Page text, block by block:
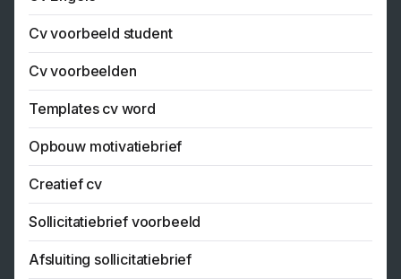
Cv voorbeeld student
Cv voorbeelden
Templates cv word
Opbouw motivatiebrief
Creatief cv
Sollicitatiebrief voorbeeld
Afsluiting sollicitatiebrief